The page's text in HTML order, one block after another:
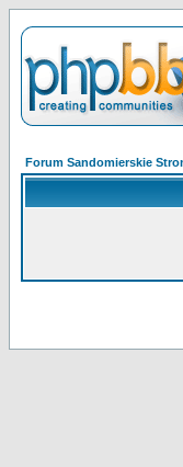
Forum Sandomierskie